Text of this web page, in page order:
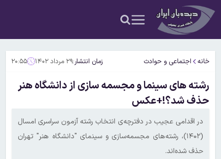
خانه اجتماعی و حوادث زمان انتشار:۲۹ مرداد ۱۴۰۲ ۲۰:۵۵
رشته های سینما و مجسمه سازی از دانشگاه هنر
حذف شد؟!+عکس
در اقدامی عجیب ‏در دفترچه‌ی انتخاب رشته آزمون سراسری امسال
(۱۴۰۲)، رشته‌های مجسمه‌سازی و سینمای "دانشگاه هنر" تهران
حذف شده‌اند.